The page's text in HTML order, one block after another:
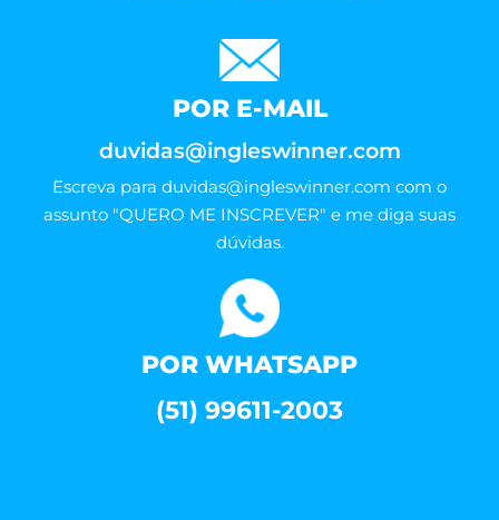
POR E-MAIL
duvidas@ingleswinner.com
Escreva para duvidas@ingleswinner.com com o
assunto "QUERO ME INSCREVER" e me diga suas
dúvidas.
POR WHATSAPP
(51) 99611-2003